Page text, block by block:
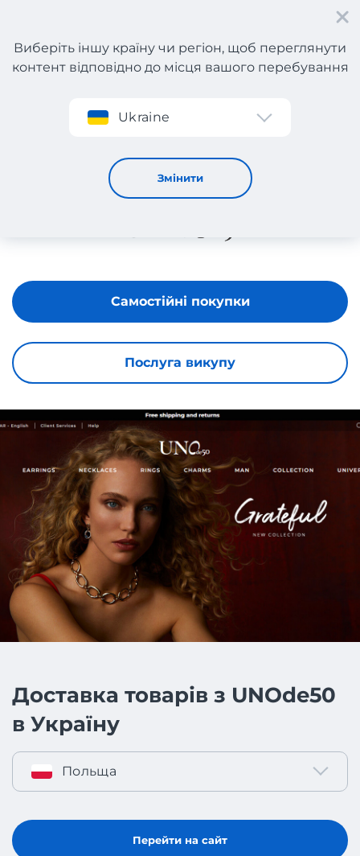
Реєстрація
Виберіть іншу країну чи регіон, щоб переглянути
контент відповідно до місця вашого перебування
Ukraine
Змінити
UNOde50
Послуга викупу
Самостійні покупки
Доставка товарів з UNOde50
в Україну
Польща
Перейти на сайт